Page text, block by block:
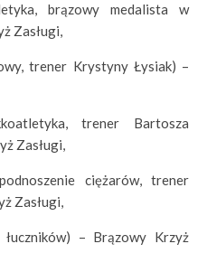
brązowy medalista w
Zasługi,
trener Krystyny Łysiak) –
trener Bartosza
Zasługi,
ciężarów, trener
Zasługi,
łuczników) – Brązowy Krzyż